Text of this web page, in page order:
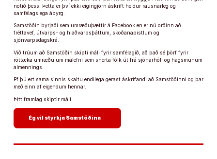
notið þess. Þetta er því ekki eigingjörn áskrift heldur rausnarleg og
samfélagslega ábyrg.
Samstöðin byrjaði sem umræðuþættir á Facebook en er nú orðinn að
fréttavef, útvarps- og hlaðvarpsþáttum, skoðanapistlum og
sjónvarpsdagskrá.
Við trúum að Samstöðin skipti máli fyrir samfélagið, að það sé þörf fyrir
róttæka umræðu um málefni sem snerta fólk út frá sjónarhóli og hagsmunum
almennings.
Ef þú ert sama sinnis skaltu endilega gerast áskrifandi að Samstöðinni og þar
með einn af eigendum hennar.
Þitt framlag skiptir máli.
Ég vil styrkja Samstöðina